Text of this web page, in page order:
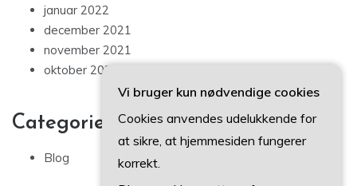
januar 2022
december 2021
november 2021
oktober 2021
Categories
Blog
Vi bruger kun nødvendige cookies
Cookies anvendes udelukkende for
at sikre, at hjemmesiden fungerer
korrekt.